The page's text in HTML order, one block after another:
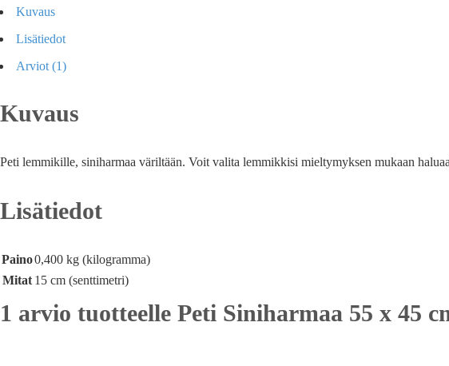
Kuvaus
Lisätiedot
Arviot (1)
Kuvaus
Peti lemmikille, siniharmaa väriltään. Voit valita lemmikkisi mieltymyksen mukaan
Lisätiedot
Paino0,400 kg (kilogramma)
Mitat 15 cm (senttimetri)
1 arvio tuotteelle Peti Siniharmaa 55 x 45